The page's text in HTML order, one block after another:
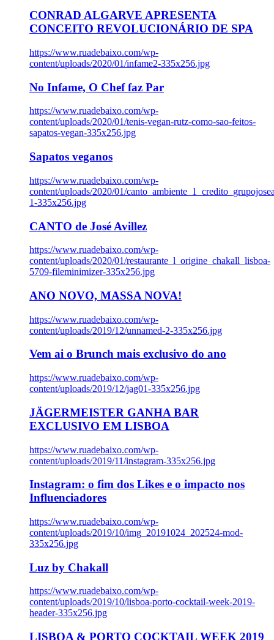
CONRAD ALGARVE APRESENTA
CONCEITO REVOLUCIONÁRIO DE SPA
https://www.ruadebaixo.com/wp-
content/uploads/2020/01/infame2-335x256.jpg
No Infame, O Chef faz Par
https://www.ruadebaixo.com/wp-
content/uploads/2020/01/tenis-vegan-rutz-como-sao-feitos-
sapatos-vegan-335x256.jpg
Sapatos veganos
https://www.ruadebaixo.com/wp-
content/uploads/2020/01/
1-335x256.jpg
CANTO de José Avillez
https://www.ruadebaixo.com/wp-
content/uploads/2020/01/restaurante_l_origine_chakall_lisboa-
5709-fileminimizer-335x256.jpg
ANO NOVO, MASSA NOVA!
https://www.ruadebaixo.com/wp-
content/uploads/2019/12/unnamed-2-335x256.jpg
Vem ai o Brunch mais exclusivo do ano
https://www.ruadebaixo.com/wp-
content/uploads/2019/12/jag01-335x256.jpg
JÄGERMEISTER GANHA BAR
EXCLUSIVO EM LISBOA
https://www.ruadebaixo.com/wp-
content/uploads/2019/11/instagram-335x256.jpg
Instagram: o fim dos Likes e o impacto nos
Influenciadores
https://www.ruadebaixo.com/wp-
content/uploads/2019/10/img_20191024_202524-mod-
335x256.jpg
Luz by Chakall
https://www.ruadebaixo.com/wp-
content/uploads/2019/10/lisboa-porto-cocktail-week-2019-
header-335x256.jpg
LISBOA & PORTO COCKTAIL WEEK 2019